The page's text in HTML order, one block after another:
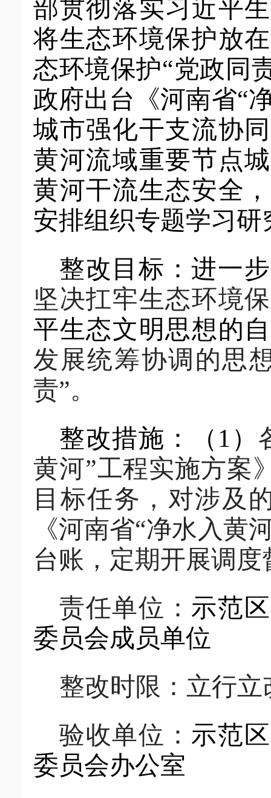
部贯彻落实习近平
将生态环境保护放
态环境保护“党政同
政府出台《河南省“
城市强化干支流协
黄河流域重要节点
黄河干流生态安全
安排组织专题学习研
整改目标：进一
坚决扛牢生态环境
平生态文明思想的
发展统筹协调的思
责”。
整改措施：
（ 1 ）
黄河”工程实施方案
目标任务 ，对涉及
《河南省“净水入黄
台账，定期开展调
责任单位： 示范区
委员会成员单位
整改时限： 立行立
验收单位： 示范区
委员会办公室